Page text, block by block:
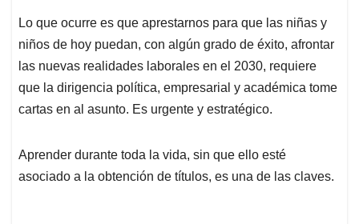
Lo que ocurre es que aprestarnos para que las niñas y
niños de hoy puedan, con algún grado de éxito, afrontar
las nuevas realidades laborales en el 2030, requiere
que la dirigencia política, empresarial y académica tome
cartas en al asunto. Es urgente y estratégico.
Aprender durante toda la vida, sin que ello esté
asociado a la obtención de títulos, es una de las claves.